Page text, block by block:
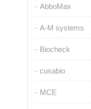
AbboMax
A-M systems
Biocheck
cusabio
MCE